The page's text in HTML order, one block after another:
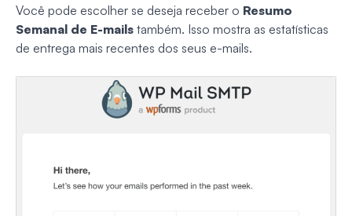
Você pode escolher se deseja receber o Resumo
Semanal de E-mails também. Isso mostra as estatísticas
de entrega mais recentes dos seus e-mails.